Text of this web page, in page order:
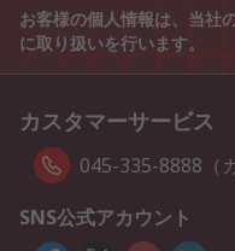
お客様の個人情報は、当社
に取り扱いを行います。
カスタマーサービス
045-335-8888（
SNS公式アカウント